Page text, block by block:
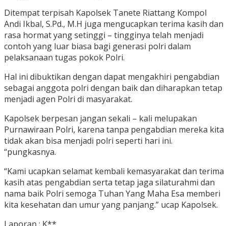
Ditempat terpisah Kapolsek Tanete Riattang Kompol
Andi Ikbal, S.Pd., M.H juga mengucapkan terima kasih dan
rasa hormat yang setinggi – tingginya telah menjadi
contoh yang luar biasa bagi generasi polri dalam
pelaksanaan tugas pokok Polri.
Hal ini dibuktikan dengan dapat mengakhiri pengabdian
sebagai anggota polri dengan baik dan diharapkan tetap
menjadi agen Polri di masyarakat.
Kapolsek berpesan jangan sekali – kali melupakan
Purnawiraan Polri, karena tanpa pengabdian mereka kita
tidak akan bisa menjadi polri seperti hari ini.
“pungkasnya.
“Kami ucapkan selamat kembali kemasyarakat dan terima
kasih atas pengabdian serta tetap jaga silaturahmi dan
nama baik Polri semoga Tuhan Yang Maha Esa memberi
kita kesehatan dan umur yang panjang.” ucap Kapolsek.